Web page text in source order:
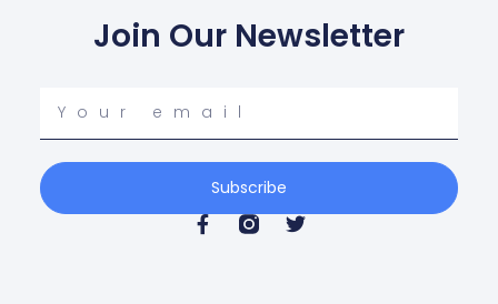
Join Our Newsletter
email
Subscribe
F
a
T